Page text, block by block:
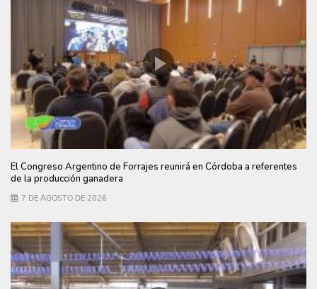
El Congreso Argentino de Forrajes reunirá en Córdoba a referentes
de la producción ganadera
7 DE AGOSTO DE 2026